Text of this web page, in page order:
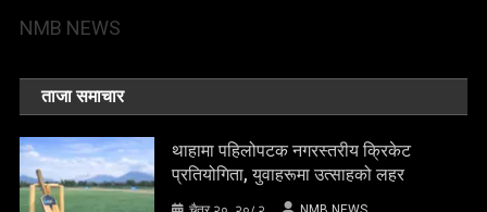
NMB NEWS
ताजा समाचार
थाहामा पहिलोपटक नगरस्तरीय क्रिकेट
प्रतियोगिता, युवाहरूमा उत्साहको लहर